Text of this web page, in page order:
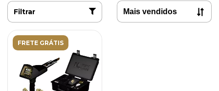
Filtrar
FRETE GRÁTIS